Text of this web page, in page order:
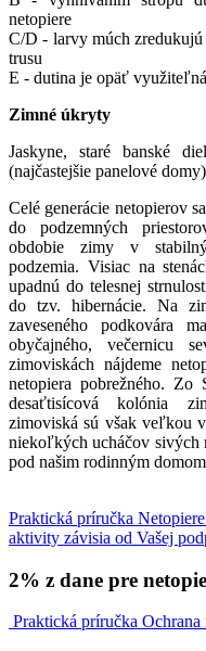
netopiere
C/D - larvy múch zredukujú
trusu
E - dutina je opäť
Zimné úkryty
Jaskyne, staré banské
(najčastejšie panelové domy)
Celé generácie netopierov
do podzemných
obdobie zimy v
podzemia. Visiac na
upadnú do telesnej
do tzv. hibernácie. Na
zaveseného podkovára
obyčajného, večernicu
zimoviskách nájdeme
netopiera pobrežného.
desaťtisícová kolónia
zimoviská sú však veľkou
niekoľkých ucháčov sivých
pod našim rodinným
Praktická príručka
aktivity závisia od Vašej
2% z dane pre
Praktická príručka Ochrana